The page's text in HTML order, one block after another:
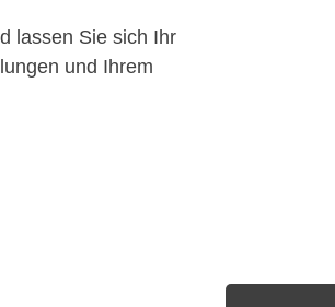
lassen Sie sich Ihr
und Ihrem